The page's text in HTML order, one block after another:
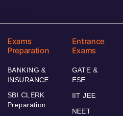
Exams
Preparation
BANKING &
INSURANCE
SBI CLERK
Preparation
Entrance
Exams
GATE &
ESE
IIT JEE
NEET